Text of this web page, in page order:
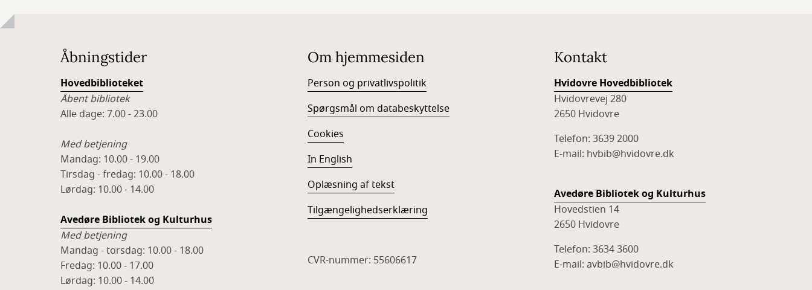
Åbningstider
Hovedbiblioteket
Åbent bibliotek
Alle dage: 7.00 - 23.00
Med betjening
Mandag: 10.00 - 19.00
Tirsdag - fredag: 10.00 - 18.00
Lørdag: 10.00 - 14.00
Avedøre Bibliotek og Kulturhus
Med betjening
Mandag - torsdag: 10.00 - 18.00
Fredag: 10.00 - 17.00
Lørdag: 10.00 - 14.00
Om hjemmesiden
Person og privatlivspolitik
Spørgsmål om databeskyttelse
Cookies
In English
Oplæsning af tekst
Tilgængelighedserklæring
CVR-nummer: 55606617
Kontakt
Hvidovre Hovedbibliotek
Hvidovrevej 280
2650 Hvidovre
Telefon: 3639 2000
E-mail: hvbib@hvidovre.dk
Avedøre Bibliotek og Kulturhus
Hovedstien 14
2650 Hvidovre
Telefon: 3634 3600
E-mail: avbib@hvidovre.dk